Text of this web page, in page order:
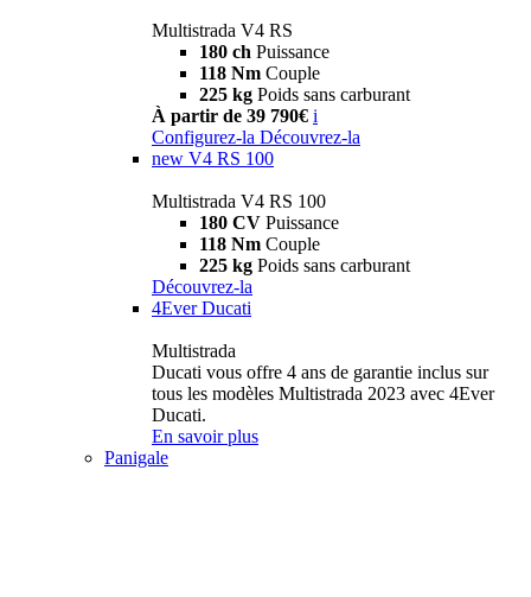
Multistrada V4 RS
180 ch Puissance
118 Nm Couple
225 kg Poids sans carburant
À partir de 39 790€ i
Configurez-la Découvrez-la
new V4 RS 100
Multistrada V4 RS 100
180 CV Puissance
118 Nm Couple
225 kg Poids sans carburant
Découvrez-la
4Ever Ducati
Multistrada
Ducati vous offre 4 ans de garantie inclus sur
tous les modèles Multistrada 2023 avec 4Ever
Ducati.
En savoir plus
Panigale